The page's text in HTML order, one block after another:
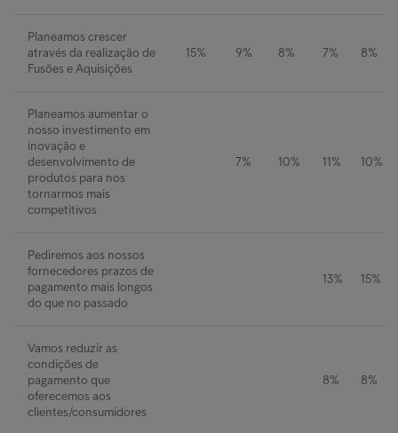
Planeamos crescer
através da realização de
Fusões e Aquisições
15% 9% 8% 7% 8%
Planeamos aumentar o
nosso investimento em
inovação e
desenvolvimento de
produtos para nos
tornarmos mais
competitivos
7% 10% 11% 10%
Pediremos aos nossos
fornecedores prazos de
pagamento mais longos
do que no passado
13% 15%
Vamos reduzir as
condições de
pagamento que
oferecemos aos
clientes/consumidores
8% 8%